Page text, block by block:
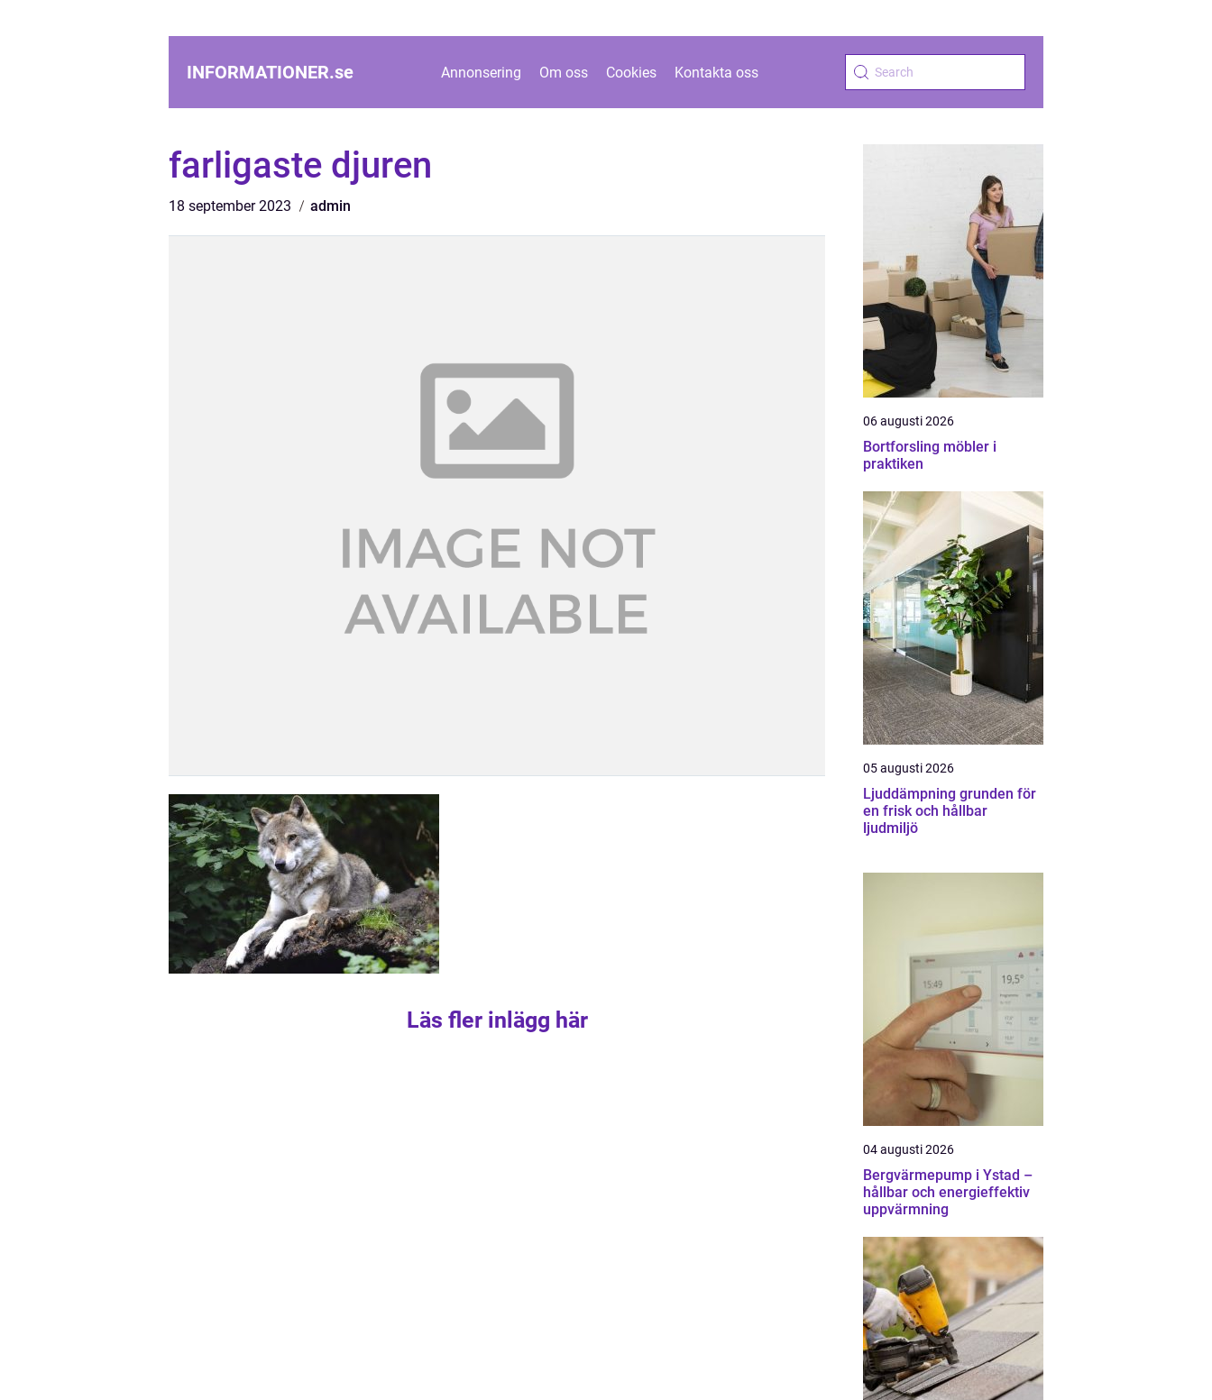
INFORMATIONER.se Annonsering Om oss Cookies Kontakta oss
farligaste djuren
18 september 2023 admin
Läs fler inlägg här
06 augusti 2026
Bortforsling möbler i
praktiken
05 augusti 2026
Ljuddämpning grunden för
en frisk och hållbar
ljudmiljö
04 augusti 2026
Bergvärmepump i Ystad –
hållbar och energieffektiv
uppvärmning